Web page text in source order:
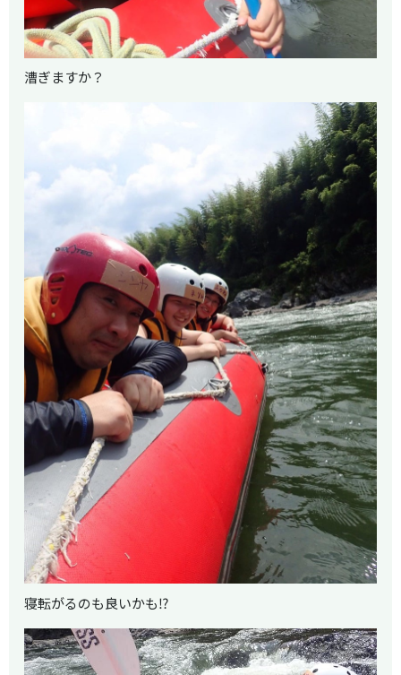
漕ぎますか？
寝転がるのも良いかも⁉️